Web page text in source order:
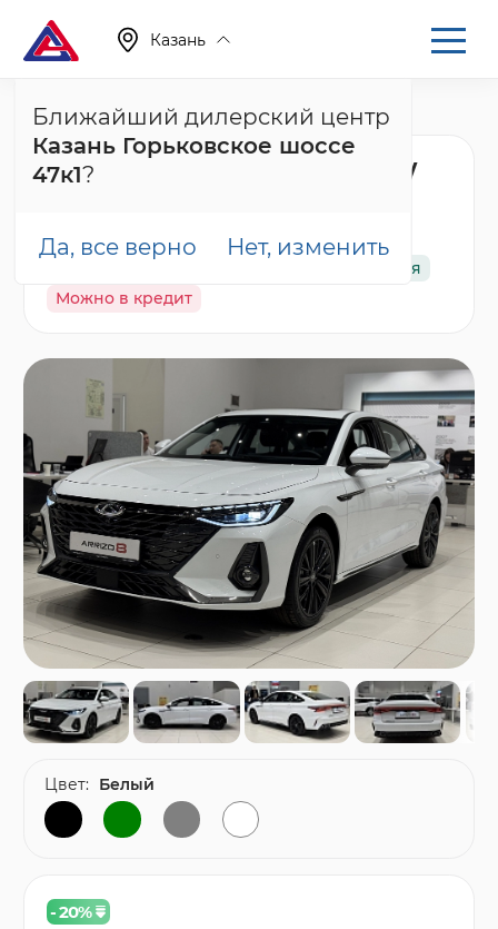
Казань
Ближайший дилерский центр
Казань Горьковское шоссе
47к1?
Да, все верно Нет, изменить
Главная Каталог Новые автомобили Arrizo 8
Chery Arrizo 8 Прайм /
Гарантия
Можно в кредит
- 20%
Цвет: Белый